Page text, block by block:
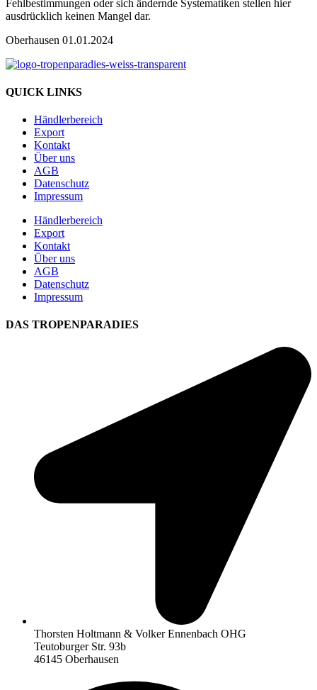
Fehlbestimmungen oder sich ändernde Systematiken stellen hier
ausdrücklich keinen Mangel dar.
Oberhausen 01.01.2024
QUICK LINKS
Händlerbereich
Export
Kontakt
Über uns
AGB
Datenschutz
Impressum
Händlerbereich
Export
Kontakt
Über uns
AGB
Datenschutz
Impressum
DAS TROPENPARADIES
Thorsten Holtmann & Volker Ennenbach OHG
Teutoburger Str. 93b
46145 Oberhausen